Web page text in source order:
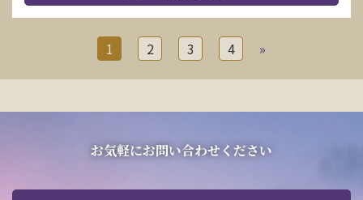
1 2 3 4 »
お気軽にお問い合わせください